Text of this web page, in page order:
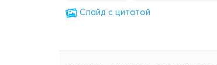
Cлайд с цитатой